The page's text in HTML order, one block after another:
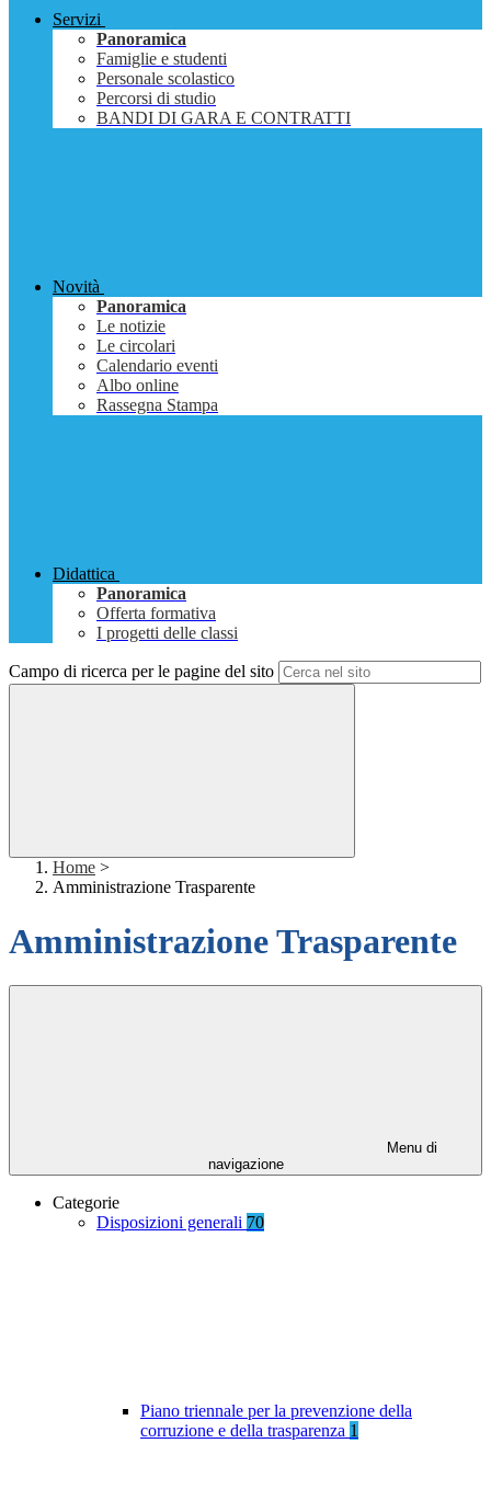
Servizi
Panoramica
Famiglie e studenti
Personale scolastico
Percorsi di studio
BANDI DI GARA E CONTRATTI
Novità
Panoramica
Le notizie
Le circolari
Calendario eventi
Albo online
Rassegna Stampa
Didattica
Panoramica
Offerta formativa
I progetti delle classi
Campo di ricerca per le pagine del sito
Home >
Amministrazione Trasparente
Amministrazione Trasparente
Menu di
navigazione
Categorie
Disposizioni generali 70
Piano triennale per la prevenzione della
corruzione e della trasparenza 1